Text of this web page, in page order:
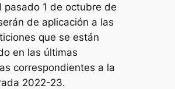
pasado 1 de octubre de
de aplicación a las
que se están
en las últimas
correspondientes a la
2022-23.